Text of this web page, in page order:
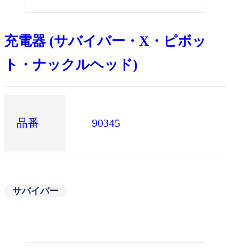
充電器 (サバイバー・X・ピボッ
ト・ナックルヘッド)
品番 90345
サバイバー